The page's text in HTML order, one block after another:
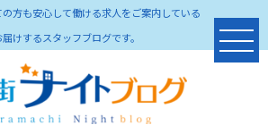
方も安心して働ける求人をご案内している
けするスタッフブログです。